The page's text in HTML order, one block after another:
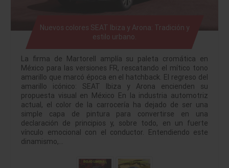
Nuevos colores SEAT Ibiza y Arona: Tradición y
estilo urbano.
La firma de Martorell amplía su paleta cromática en
México para las versiones FR, rescatando el mítico tono
amarillo que marcó época en el hatchback. El regreso del
amarillo icónico: SEAT Ibiza y Arona encienden su
propuesta visual en México En la industria automotriz
actual, el color de la carrocería ha dejado de ser una
simple capa de pintura para convertirse en una
declaración de principios y, sobre todo, en un fuerte
vínculo emocional con el conductor. Entendiendo este
dinamismo,…